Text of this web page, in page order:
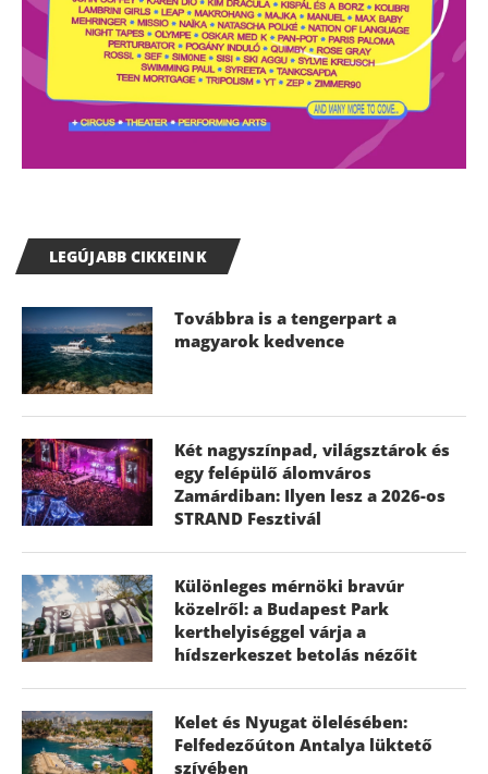
LEGÚJABB CIKKEINK
Továbbra is a tengerpart a
magyarok kedvence
Két nagyszínpad, világsztárok és
egy felépülő álomváros
Zamárdiban: Ilyen lesz a 2026-os
STRAND Fesztivál
Különleges mérnöki bravúr
közelről: a Budapest Park
kerthelyiséggel várja a
hídszerkeszet betolás nézőit
Kelet és Nyugat ölelésében:
Felfedezőúton Antalya lüktető
szívében